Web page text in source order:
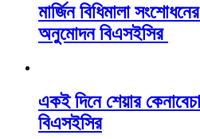
মার্জিন বিধিমালা
অনুমোদন বিএসইসির
একই দিনে শেয়ার
বিএসইসির